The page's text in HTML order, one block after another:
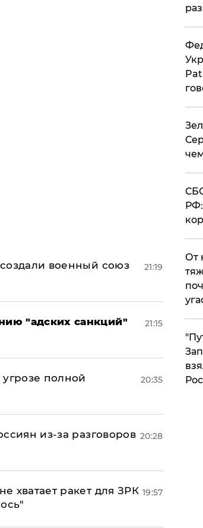
военный союз
21:19
"адских санкций"
21:15
полной
20:35
из-за разговоров 20:28
хватает ракет для ЗРК 19:57
От